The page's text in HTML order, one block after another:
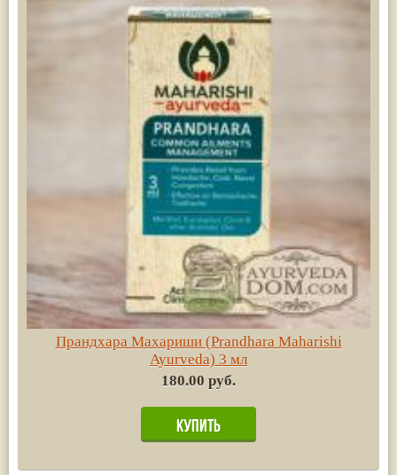
Прандхара Махариши (Prandhara Maharishi
Ayurvedа) 3 мл
180.00 руб.